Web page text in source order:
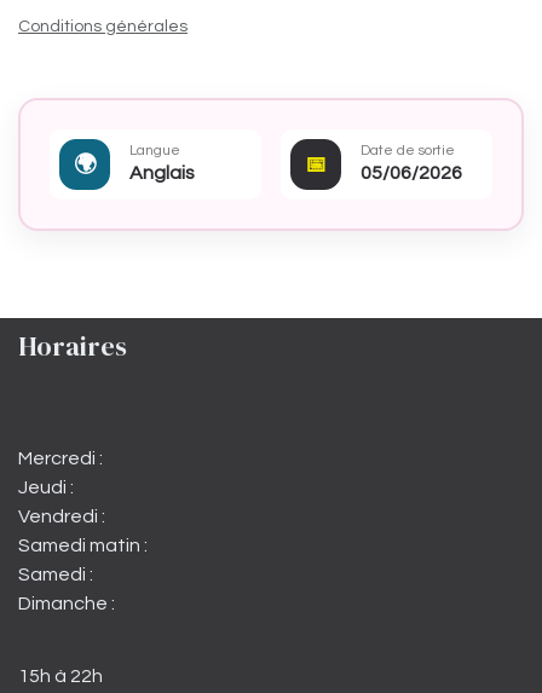
Conditions générales
🌍
Langue
Anglais 📅
Date de sortie
05/06/2026
Horaires
Mercredi :
Jeudi :
Vendredi :
Samedi matin :
Samedi :
Dimanche :
15h à 22h